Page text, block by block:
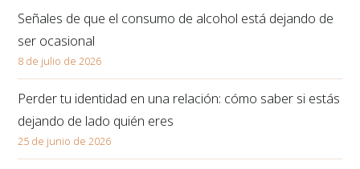
Señales de que el consumo de alcohol está dejando de
ser ocasional
8 de julio de 2026
Perder tu identidad en una relación: cómo saber si estás
dejando de lado quién eres
25 de junio de 2026